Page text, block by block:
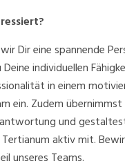
Dir eine spannende
individuellen
in einem
ein. Zudem übernimmst
und
aktiv mit.
unseres Teams.